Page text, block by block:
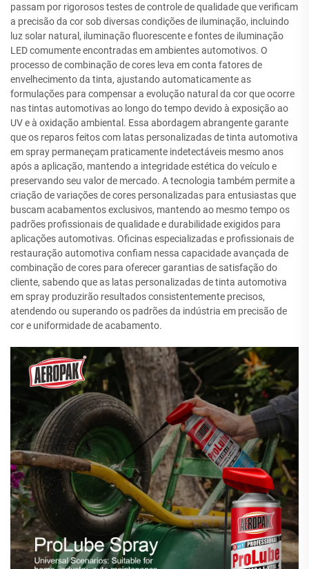
passam por rigorosos testes de controle de qualidade que verificam
a precisão da cor sob diversas condições de iluminação, incluindo
luz solar natural, iluminação fluorescente e fontes de iluminação
LED comumente encontradas em ambientes automotivos. O
processo de combinação de cores leva em conta fatores de
envelhecimento da tinta, ajustando automaticamente as
formulações para compensar a evolução natural da cor que ocorre
nas tintas automotivas ao longo do tempo devido à exposição ao
UV e à oxidação ambiental. Essa abordagem abrangente garante
que os reparos feitos com latas personalizadas de tinta automotiva
em spray permaneçam praticamente indetectáveis mesmo anos
após a aplicação, mantendo a integridade estética do veículo e
preservando seu valor de mercado. A tecnologia também permite a
criação de variações de cores personalizadas para entusiastas que
buscam acabamentos exclusivos, mantendo ao mesmo tempo os
padrões profissionais de qualidade e durabilidade exigidos para
aplicações automotivas. Oficinas especializadas e profissionais de
restauração automotiva confiam nessa capacidade avançada de
combinação de cores para oferecer garantias de satisfação do
cliente, sabendo que as latas personalizadas de tinta automotiva
em spray produzirão resultados consistentemente precisos,
atendendo ou superando os padrões da indústria em precisão de
cor e uniformidade de acabamento.